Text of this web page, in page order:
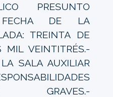
PRESUNTO
FECHA DE LA
TREINTA DE
MIL VEINTITRÉS.-
SALA AUXILIAR
GRAVES.-